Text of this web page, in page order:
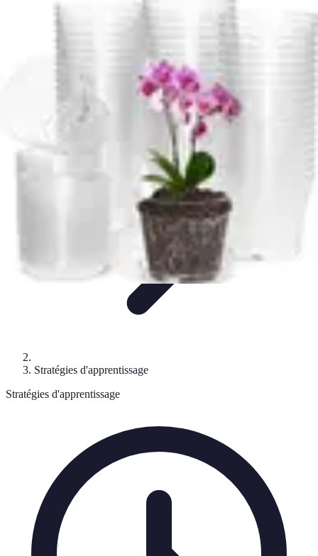
Conception de formationFormation sur
Stratégies d'apprentissage
Stratégies d'apprentissage